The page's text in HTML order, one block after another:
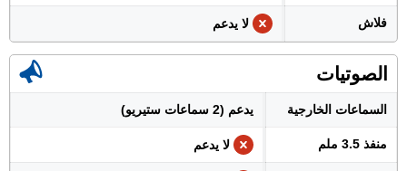
فلاش لا يدعم
الصوتيات
السماعات الخارجية يدعم (2 سماعات ستيريو)
منفذ 3.5 ملم لا يدعم